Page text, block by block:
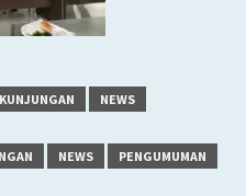
KUNJUNGAN
NEWS
NEWS PENGUMUMAN